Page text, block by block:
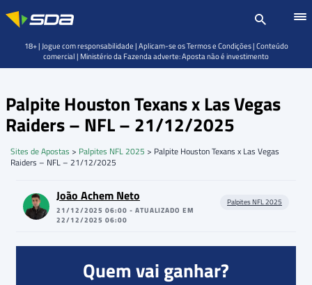
Palpite Houston Texans x Las Vegas
Raiders – NFL – 21/12/2025
Sites de Apostas > Palpites NFL 2025 > Palpite Houston Texans x Las Vegas
Raiders – NFL – 21/12/2025
João Achem Neto
21/12/2025 06:00 - ATUALIZADO EM
22/12/2025 06:00
Palpites NFL 2025
Quem vai ganhar?
18+ | Jogue com responsabilidade | Aplicam-se os Termos e Condições | Conteúdo
comercial | Ministério da Fazenda adverte: Aposta não é investimento